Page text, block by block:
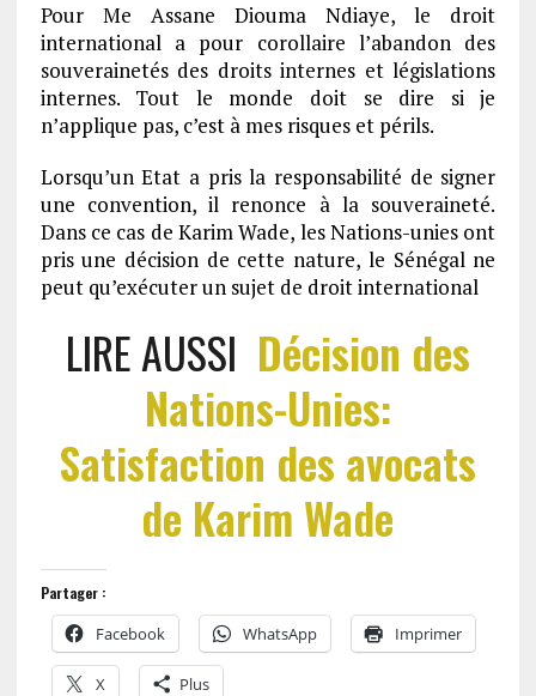
Pour Me Assane Diouma Ndiaye, le droit
international a pour corollaire l’abandon des
souverainetés des droits internes et législations
internes. Tout le monde doit se dire si je
n’applique pas, c’est à mes risques et périls.
Lorsqu’un Etat a pris la responsabilité de signer
une convention, il renonce à la souveraineté.
Dans ce cas de Karim Wade, les Nations-unies ont
pris une décision de cette nature, le Sénégal ne
peut qu’exécuter un sujet de droit international
LIRE AUSSI Décision des
Nations-Unies:
Satisfaction des avocats
de Karim Wade
Partager :
Facebook WhatsApp Imprimer
X Plus